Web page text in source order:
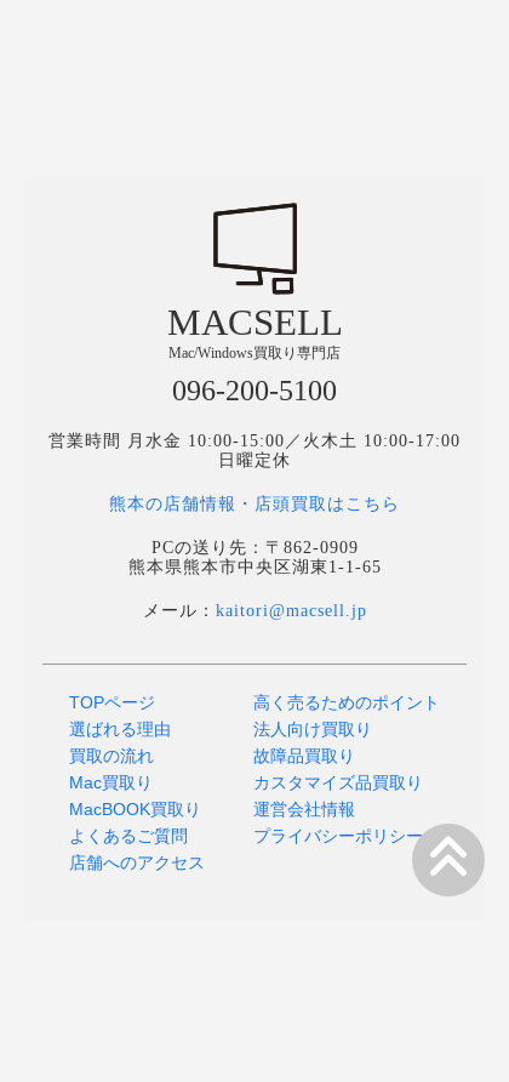
MACSELL
Mac/Windows買取り専門店
096-200-5100
営業時間 月水金 10:00-15:00／火木土 10:00-17:00
日曜定休
熊本の店舗情報・店頭買取はこちら
PCの送り先：〒862-0909
熊本県熊本市中央区湖東1-1-65
メール： kaitori@macsell.jp
TOPページ
選ばれる理由
買取の流れ
Mac買取り
MacBOOK買取り
よくあるご質問
店舗へのアクセス
高く売るためのポイント
法人向け買取り
故障品買取り
カスタマイズ品買取り
運営会社情報
プライバシーポリシー